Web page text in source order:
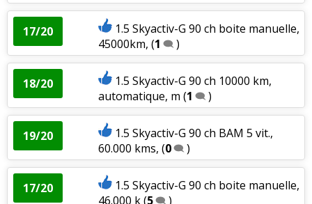
17/20
1.5 Skyactiv-G 90 ch boite manuelle,
45000km, (1 )
18/20
1.5 Skyactiv-G 90 ch 10000 km,
automatique, m (1 )
19/20
1.5 Skyactiv-G 90 ch BAM 5 vit.,
60.000 kms, (0 )
17/20
1.5 Skyactiv-G 90 ch boite manuelle,
46.000 k(5 )